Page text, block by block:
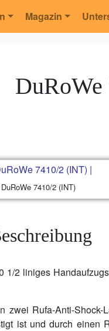
Magazin
DuRoWe 7410/2 (INT)
2 liniges
Rufa-Anti-
ist und durch einen